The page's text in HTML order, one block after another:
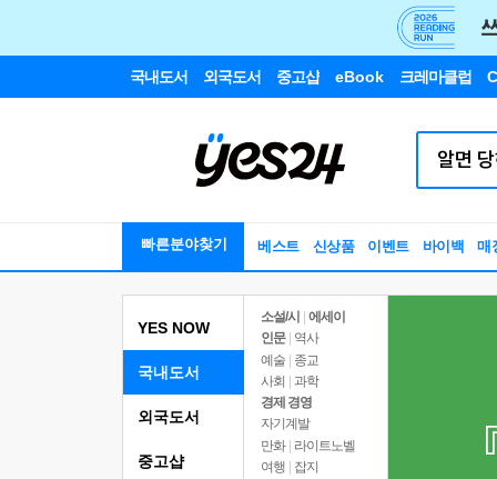
국내도서 외국도서 중고샵 eBook 크레마클럽
빠른분야찾기 베스트 신상품 이벤트 바이백 매
YES NOW
국내도서
소설/시
에세이
인문
역사
예술 | 종교
사회 | 과학
경제 경영
자기계발
만화 | 라이트노벨
여행
잡지
외국도서
중고샵